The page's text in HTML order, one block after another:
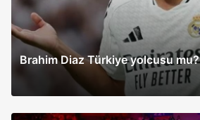
Brahim Diaz Türkiye yolcusu mu?